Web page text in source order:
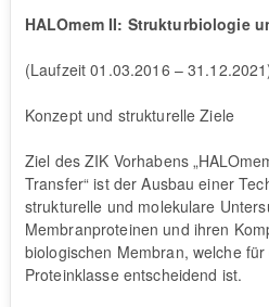
HALOmem II: Strukturbiologie
(Laufzeit 01.03.2016 –
Konzept und strukturelle Ziele
Ziel des ZIK Vorhabens
Transfer“ ist der Ausbau einer
strukturelle und molekulare
Membranproteinen und ihren
biologischen Membran, welche
Proteinklasse entscheidend ist.